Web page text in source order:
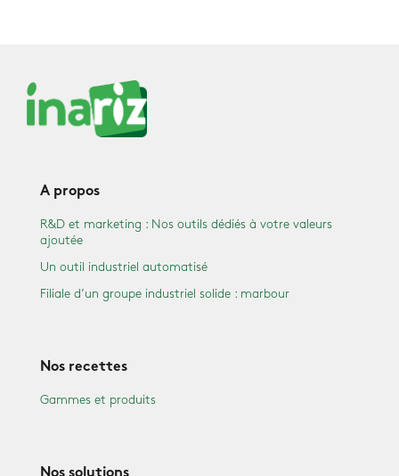
A propos
R&D et marketing : Nos outils dédiés à votre valeurs
ajoutée
Un outil industriel automatisé
Filiale d’un groupe industriel solide : marbour
Nos recettes
Gammes et produits